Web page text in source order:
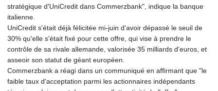
ISK 142.598215
JEP 0.8566
JMD 183.057725
JOD 0.819746
JPY 182.445186
KES 149.158147
KGS 101.104505
stratégique d'UniCredit dans Commerzbank", indique la banque
italienne.
UniCredit s'était déjà félicitée mi-juin d'avoir dépassé le seuil de
30% qu'elle s'était fixé pour cette offre, qui vise à prendre le
contrôle de sa rivale allemande, valorisée 35 milliards d'euros, et
asseoir son statut de géant européen.
Commerzbank a réagi dans un communiqué en affirmant que "le
faible taux d'acceptation parmi les actionnaires indépendants